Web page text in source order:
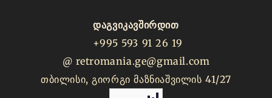
დაგვიკავშირდით
+995 593 91 26 19
@ retromania.ge@gmail.com
თბილისი, გიორგი მაზნიაშვილის 41/27